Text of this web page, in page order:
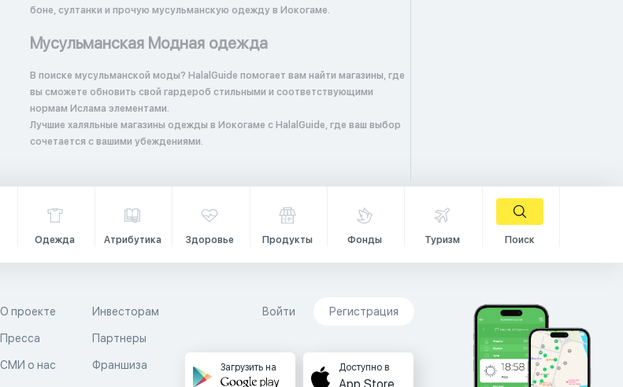
боне, султанки и прочую мусульманскую одежду в Иокогаме.
Мусульманская Модная одежда
В поиске мусульманской моды? HalalGuide помогает вам найти магазины, где
вы сможете обновить свой гардероб стильными и соответствующими
нормам Ислама элементами.
Лучшие халяльные магазины одежды в Иокогаме с HalalGuide, где ваш выбор
сочетается с вашими убеждениями.
Одежда Атрибутика Здоровье Продукты Фонды Туризм Поиск
О проекте
Пресса
СМИ о нас
Инвесторам
Партнеры
Франшиза
Войти Регистрация
Загрузить на Доступно в